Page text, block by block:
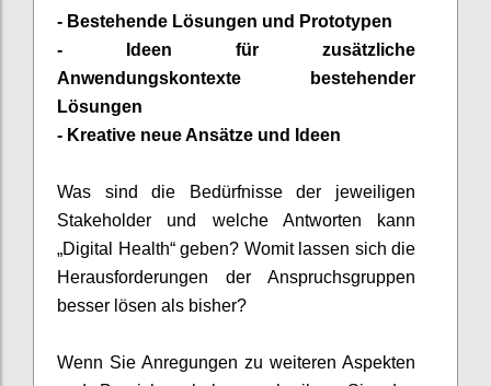
- Bestehende Lösungen und Prototypen
-
Ideen für zusätzliche
Anwendungskontexte bestehender
Lösungen
- Kreative neue Ansätze und Ideen
Was sind die Bedürfnisse der jeweiligen
Stakeholder und welche Antworten kann
„Digital Health“ geben? Womit lassen sich die
Herausforderungen der Anspruchsgruppen
besser lösen als bisher?
Wenn Sie Anregungen zu weiteren Aspekten